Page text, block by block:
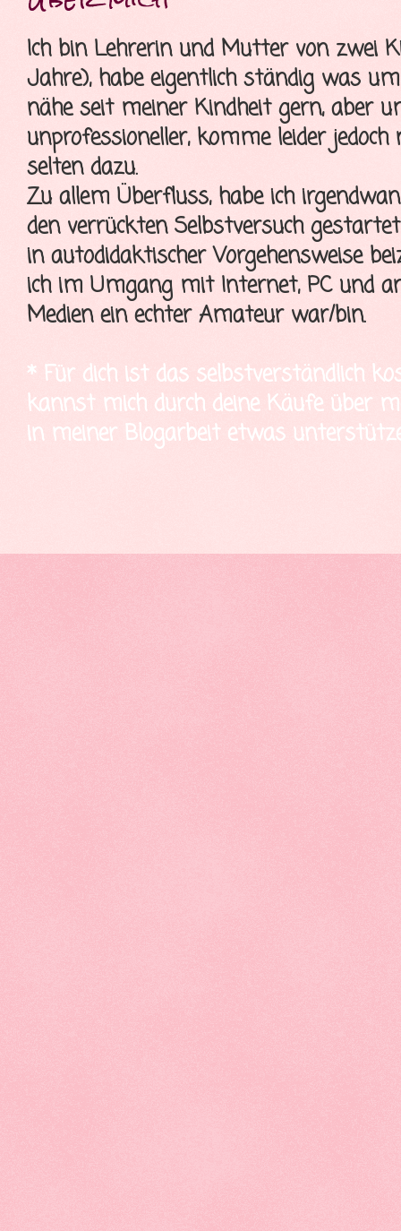
Ich bin Lehrerin und Mutter von zwei
Jahre), habe eigentlich ständig was
nähe seit meiner Kindheit gern, aber
unprofessioneller, komme leider
selten dazu.
Zu allem Überfluss, habe ich
den verrückten Selbstversuch
in autodidaktischer Vorgehensweise
ich im Umgang mit Internet, PC und
Medien ein echter Amateur war/bin.
* Für dich ist das selbstverständlich
kannst mich durch deine Käufe über
in meiner Blogarbeit etwas